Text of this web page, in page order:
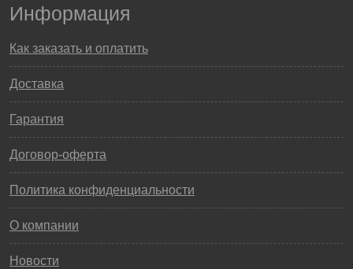
Информация
Как заказать и оплатить
Доставка
Гарантия
Договор-оферта
Политика конфиденциальности
О компании
Новости